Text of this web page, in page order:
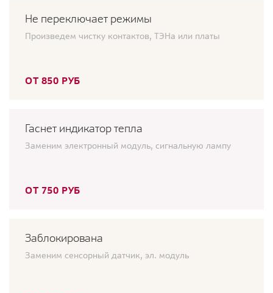
Не переключает режимы
Произведем чистку контактов, ТЭНа или платы
ОТ 850 РУБ
Гаснет индикатор тепла
Заменим электронный модуль, сигнальную лампу
ОТ 750 РУБ
Заблокирована
Заменим сенсорный датчик, эл. модуль